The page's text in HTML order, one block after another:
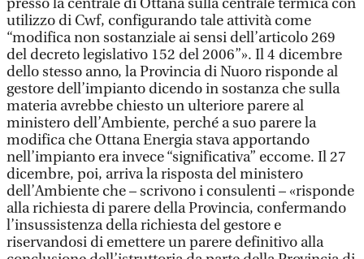
presso la centrale di Ottana sulla centrale termica con
utilizzo di Cwf, configurando tale attività come
“modifica non sostanziale ai sensi dell’articolo 269
del decreto legislativo 152 del 2006”». Il 4 dicembre
dello stesso anno, la Provincia di Nuoro risponde al
gestore dell’impianto dicendo in sostanza che sulla
materia avrebbe chiesto un ulteriore parere al
ministero dell’Ambiente, perché a suo parere la
modifica che Ottana Energia stava apportando
nell’impianto era invece “significativa” eccome. Il 27
dicembre, poi, arriva la risposta del ministero
dell’Ambiente che – scrivono i consulenti – «risponde
alla richiesta di parere della Provincia, confermando
l’insussistenza della richiesta del gestore e
riservandosi di emettere un parere definitivo alla